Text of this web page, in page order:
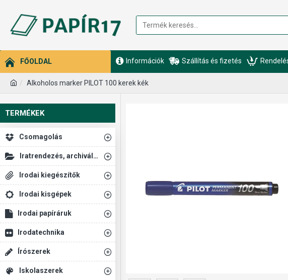
FŐOLDAL Információk Szállítás és fizetés
Alkoholos marker PILOT 100 kerek kék
TERMÉKEK
Csomagolás
Iratrendezés, archiválás
Irodai kiegészítők
Irodai kisgépek
Irodai papíráruk
Irodatechnika
Írószerek
Iskolaszerek